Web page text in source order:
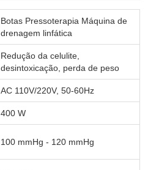
Botas Pressoterapia Máquina de
drenagem linfática
Redução da celulite,
desintoxicação, perda de peso
AC 110V/220V, 50-60Hz
400 W
100 mmHg - 120 mmHg